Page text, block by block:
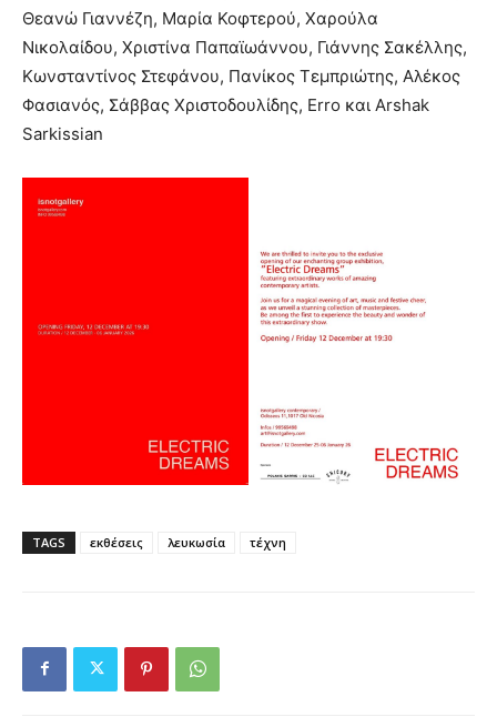
Θεανώ Γιαννέζη, Μαρία Κοφτερού, Χαρούλα
Νικολαίδου, Χριστίνα Παπαϊωάννου, Γιάννης Σακέλλης,
Κωνσταντίνος Στεφάνου, Πανίκος Τεμπριώτης, Αλέκος
Φασιανός, Σάββας Χριστοδουλίδης, Erro και Arshak
Sarkissian
TAGS εκθέσεις λευκωσία τέχνη